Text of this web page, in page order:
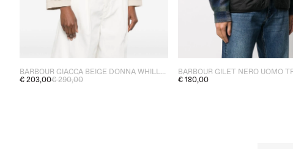
BARBOUR GIACCA BEIGE DONNA WHILLAN
€ 203,00€ 290,00
€ 180,00